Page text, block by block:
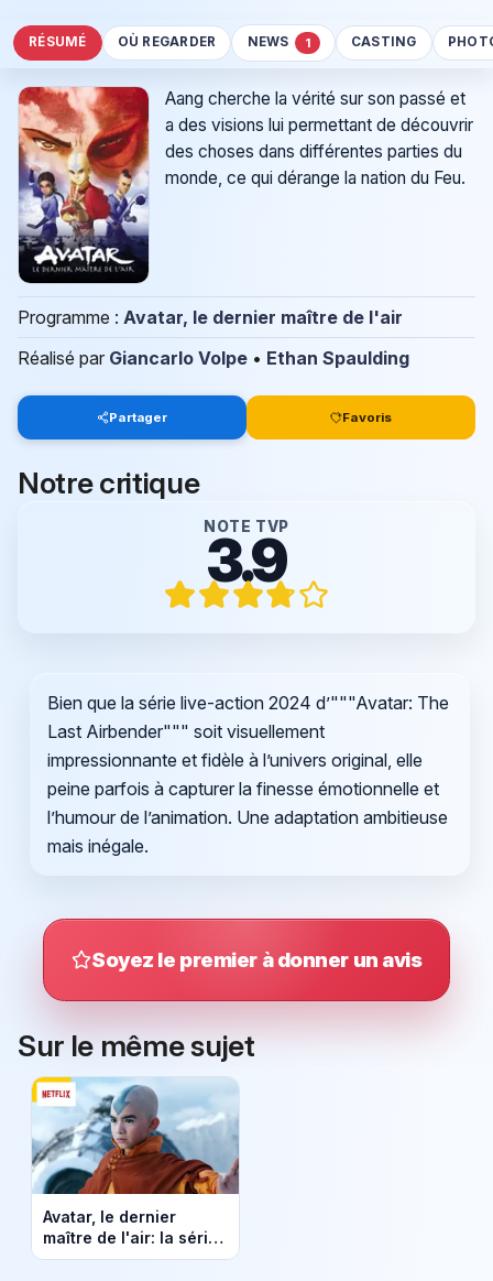
RÉSUMÉ OÙ REGARDER NEWS 1 CASTING
Aang cherche la vérité sur son passé et
a des visions lui permettant de découvrir
des choses dans différentes parties du
monde, ce qui dérange la nation du Feu.
Programme : Avatar, le dernier maître de l'air
Réalisé par Giancarlo Volpe • Ethan Spaulding
Partager Favoris
Notre critique
NOTE TVP
3.9
Bien que la série live-action 2024 d’"""Avatar: The
Last Airbender""" soit visuellement
impressionnante et fidèle à l’univers original, elle
peine parfois à capturer la finesse émotionnelle et
l’humour de l’animation. Une adaptation ambitieuse
mais inégale.
Soyez le premier à donner un avis
Sur le même sujet
Avatar, le dernier
maître de l'air: la série
arrive sur Netflix le 22